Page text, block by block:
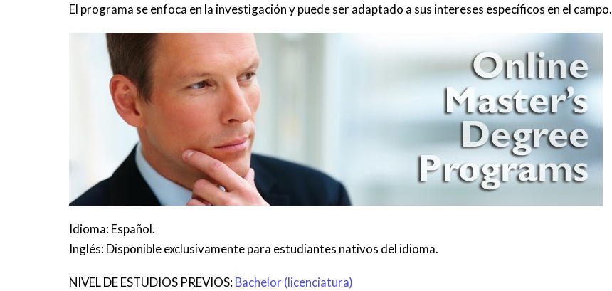
El programa se enfoca en la investigación y puede ser adaptado a sus intereses específicos en el campo.
Idioma: Español.
Inglés: Disponible exclusivamente para estudiantes nativos del idioma.
NIVEL DE ESTUDIOS PREVIOS: Bachelor (licenciatura)